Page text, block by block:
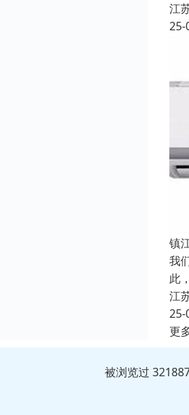
江
25-
镇
我
此
江
25-
更
被浏览过